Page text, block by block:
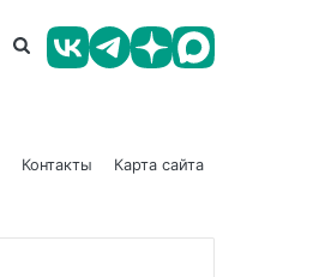
Контакты Карта сайта